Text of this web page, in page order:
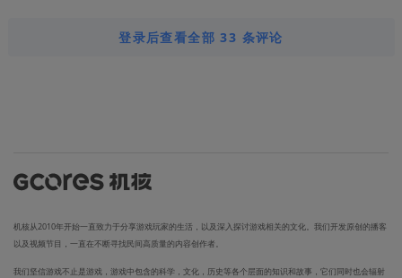
登录后查看全部 33 条评论
机核从2010年开始一直致力于分享游戏玩家的生活，以及深入探讨游戏相关的文化。我们开发原创的播客
以及视频节目，一直在不断寻找民间高质量的内容创作者。
我们坚信游戏不止是游戏，游戏中包含的科学，文化，历史等各个层面的知识和故事，它们同时也会辐射